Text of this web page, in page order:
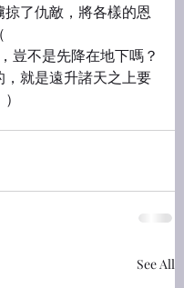
掠了仇敵，將各樣的恩
豈不是先降在地下嗎？
，就是遠升諸天之上要
See All